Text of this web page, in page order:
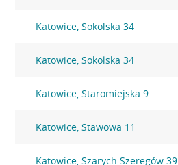
Katowice, Sokolska 34
Katowice, Sokolska 34
Katowice, Staromiejska 9
Katowice, Stawowa 11
Katowice, Szarych Szeregów 39